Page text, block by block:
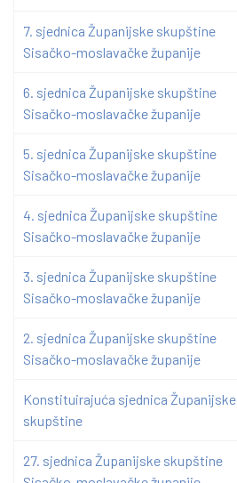
7. sjednica Županijske skupštine
Sisačko-moslavačke županije
6. sjednica Županijske skupštine
Sisačko-moslavačke županije
5. sjednica Županijske skupštine
Sisačko-moslavačke županije
4. sjednica Županijske skupštine
Sisačko-moslavačke županije
3. sjednica Županijske skupštine
Sisačko-moslavačke županije
2. sjednica Županijske skupštine
Sisačko-moslavačke županije
Konstituirajuća sjednica Županijske
skupštine
27. sjednica Županijske skupštine